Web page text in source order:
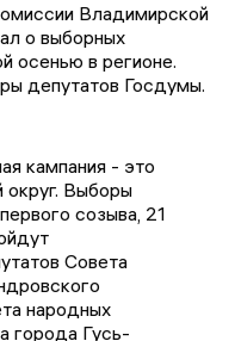
Владимирской
о выборных
осенью в регионе.
депутатов Госдумы.
кампания - это
округ. Выборы
созыва, 21
Совета
народных
города Гусь-